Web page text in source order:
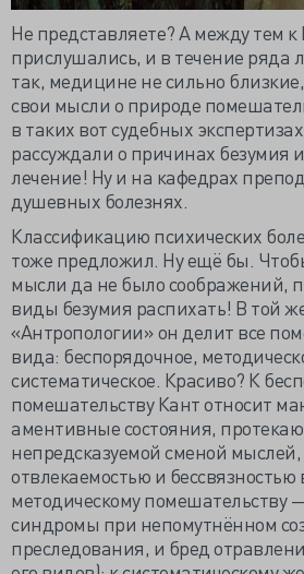
Не представляете? А между тем к
прислушались, и в течение ряда
так, медицине не сильно
свои мысли о природе
в таких вот судебных
рассуждали о причинах безумия
лечение! Ну и на кафедрах
душевных болезнях.
Классификацию психических
тоже предложил. Ну ещё бы.
мысли да не было соображений,
виды безумия распихать! В той
«Антропологии» он делит все
вида: беспорядочное,
систематическое. Красиво? К
помешательству Кант относит
аментивные состояния,
непредсказуемой сменой
отвлекаемостью и бессвязностью
методическому помешательству
синдромы при непомутнённом
преследования, и бред